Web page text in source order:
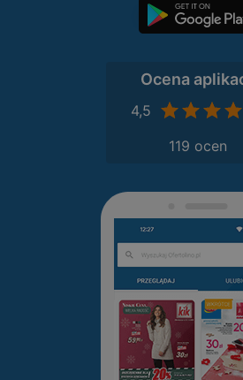
Ocena
4,5
119 ocen